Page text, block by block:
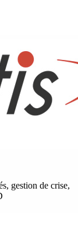
gestion de crise,